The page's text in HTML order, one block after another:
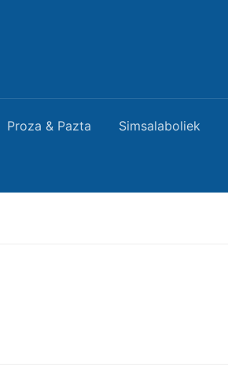
Proza & Pazta Simsalaboliek